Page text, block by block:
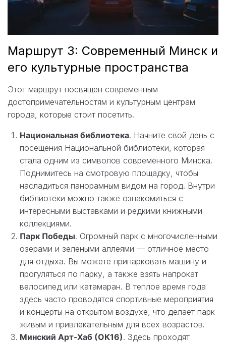
Маршрут 3: Современный Минск и
его культурные пространства
Этот маршрут посвящен современным
достопримечательностям и культурным центрам
города, которые стоит посетить.
Национальная библиотека. Начните свой день с
посещения Национальной библиотеки, которая
стала одним из символов современного Минска.
Поднимитесь на смотровую площадку, чтобы
насладиться панорамным видом на город. Внутри
библиотеки можно также ознакомиться с
интересными выставками и редкими книжными
коллекциями.
Парк Победы. Огромный парк с многочисленными
озерами и зелеными аллеями — отличное место
для отдыха. Вы можете припарковать машину и
прогуляться по парку, а также взять напрокат
велосипед или катамаран. В теплое время года
здесь часто проводятся спортивные мероприятия
и концерты на открытом воздухе, что делает парк
живым и привлекательным для всех возрастов.
Минский Арт-Хаб (ОК16). Здесь проходят